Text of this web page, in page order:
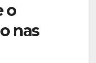
o
nas